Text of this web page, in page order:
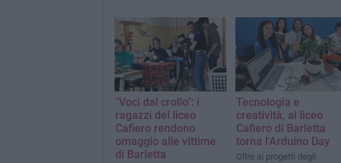
"Voci dal crollo": i
ragazzi del liceo
Cafiero rendono
omaggio alle vittime
di Barletta
Tecnologia e
creatività, al liceo
Cafiero di Barletta
torna l'Arduino Day
Oltre ai progetti degli